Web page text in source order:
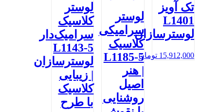
تک آویز
L1401
لوسترسازان
15,912,000 تومان
لوستر
سرامیکی
کلاسیک
L1185-5
| هنر
اصیل
روشنایی
لوستر
کلاسیک
سرامیک‌دار
L1143-5
لوسترسازان
| زیبایی
کلاسیک
با طرح